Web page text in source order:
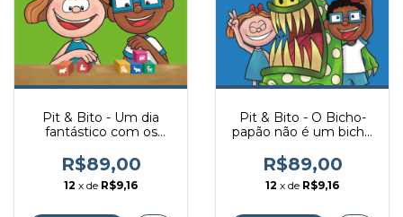
Pit & Bito - Um dia
fantástico com os
R$89,00
12 x de R$9,16
Pit & Bito - O Bicho-
papão não é um bicho
R$89,00
12 x de R$9,16